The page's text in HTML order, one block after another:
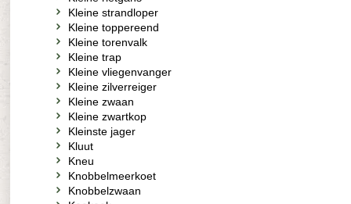
Kleine strandloper
Kleine toppereend
Kleine torenvalk
Kleine trap
Kleine vliegenvanger
Kleine zilverreiger
Kleine zwaan
Kleine zwartkop
Kleinste jager
Kluut
Kneu
Knobbelmeerkoet
Knobbelzwaan